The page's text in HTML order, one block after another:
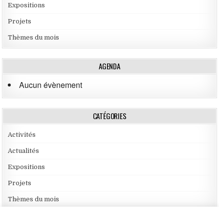
Expositions
Projets
Thèmes du mois
AGENDA
Aucun évènement
CATÉGORIES
Activités
Actualités
Expositions
Projets
Thèmes du mois